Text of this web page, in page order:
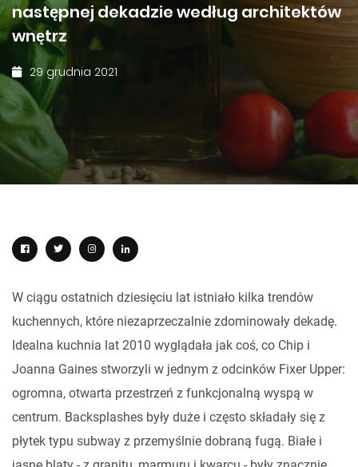
następnej dekadzie według architektów
wnętrz
29 grudnia 2021
W ciągu ostatnich dziesięciu lat istniało kilka trendów
kuchennych, które niezaprzeczalnie zdominowały dekadę.
Idealna kuchnia lat 2010 wyglądała jak coś, co Chip i
Joanna Gaines stworzyli w jednym z odcinków Fixer Upper:
ogromna, otwarta przestrzeń z funkcjonalną wyspą w
centrum. Backsplashes były duże i często składały się z
płytek typu subway z przemyślnie dobraną fugą. Białe i